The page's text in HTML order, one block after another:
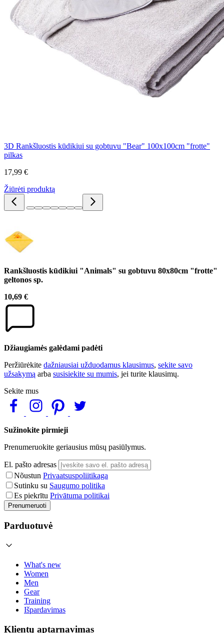
3D Rankšluostis kūdikiui su gobtuvu "Bear" 100x100cm "frotte"
pilkas
17,99 €
Žiūrėti produktą
Rankšluostis kūdikiui "Animals" su gobtuvu 80x80cm "frotte"
geltonos sp.
10,69 €
Džiaugiamės galėdami padėti
Peržiūrėkite dažniausiai užduodamus klausimus, sekite savo
užsakymą arba susisiekite su mumis, jei turite klausimų.
Sekite mus
Sužinokite pirmieji
Prenumeruokite geriausius mūsų pasiūlymus.
El. pašto adresas
Nõustun Privaatsuspoliitikaga
Sutinku su Saugumo politika
Es piekrītu Privātuma politikai
Prenumeruoti
Parduotuvė
What's new
Women
Men
Gear
Training
Išpardavimas
Klientų aptarnavimas